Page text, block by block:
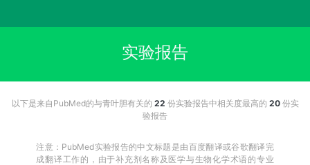
实验报告
以下是来自PubMed的与青叶胆有关的 22 份实验报告中相关度最高的 20份实
验报告
注意：PubMed实验报告的中文标题是由百度翻译或谷歌翻译完
成翻译工作的，由于补充剂名称及医学与生物化学术语的专业